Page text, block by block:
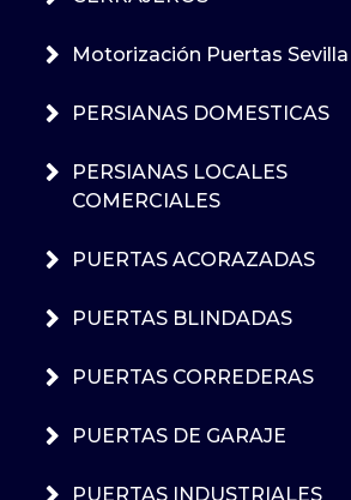
Motorización Puertas Sevilla
PERSIANAS DOMESTICAS
PERSIANAS LOCALES
COMERCIALES
PUERTAS ACORAZADAS
PUERTAS BLINDADAS
PUERTAS CORREDERAS
PUERTAS DE GARAJE
PUERTAS INDUSTRIALES